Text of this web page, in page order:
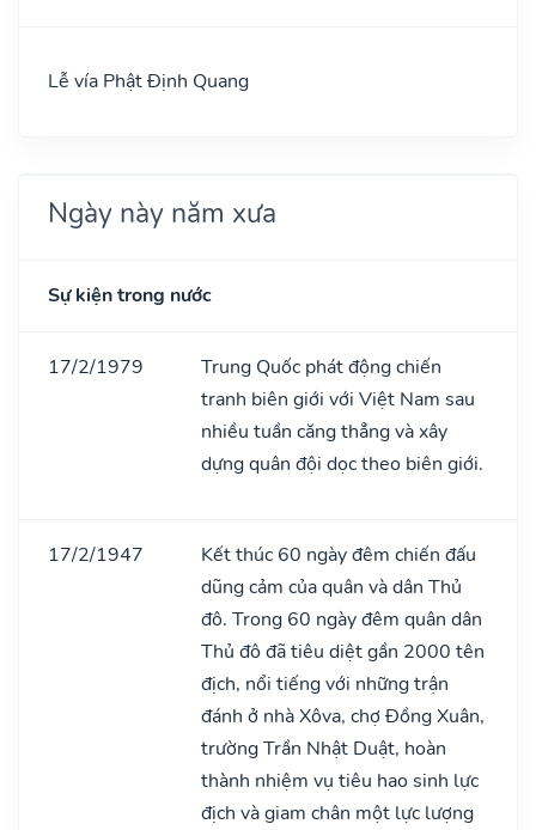
Lễ vía Phật Định Quang
Ngày này năm xưa
Sự kiện trong nước
17/2/1979
Trung Quốc phát động chiến
tranh biên giới với Việt Nam sau
nhiều tuần căng thẳng và xây
dựng quân đội dọc theo biên giới.
17/2/1947
Kết thúc 60 ngày đêm chiến đấu
dũng cảm của quân và dân Thủ
đô. Trong 60 ngày đêm quân dân
Thủ đô đã tiêu diệt gần 2000 tên
địch, nổi tiếng với những trận
đánh ở nhà Xôva, chợ Đồng Xuân,
trường Trần Nhật Duật, hoàn
thành nhiệm vụ tiêu hao sinh lực
địch và giam chân một lực lượng